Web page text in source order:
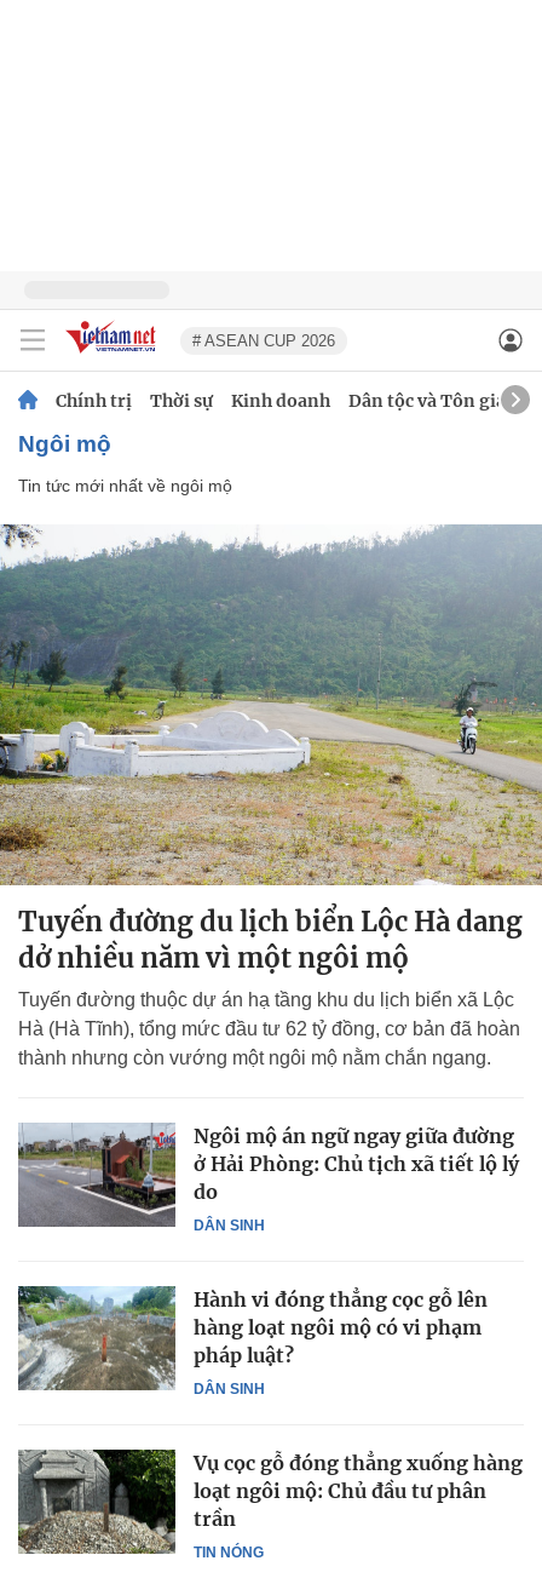
# ASEAN CUP 2026
Chính trị Thời sự Kinh doanh Dân tộc và Tôn giáo
ngôi mộ
Tin tức mới nhất về ngôi mộ
Tuyến đường du lịch biển Lộc Hà dang
dở nhiều năm vì một ngôi mộ
Tuyến đường thuộc dự án hạ tầng khu du lịch biển xã Lộc
Hà (Hà Tĩnh), tổng mức đầu tư 62 tỷ đồng, cơ bản đã hoàn
thành nhưng còn vướng một ngôi mộ nằm chắn ngang.
DÂN SINH
Ngôi mộ án ngữ ngay giữa đường
ở Hải Phòng: Chủ tịch xã tiết lộ lý
do
DÂN SINH
Hành vi đóng thẳng cọc gỗ lên
hàng loạt ngôi mộ có vi phạm
pháp luật?
TIN NÓNG
Vụ cọc gỗ đóng thẳng xuống hàng
loạt ngôi mộ: Chủ đầu tư phân
trần